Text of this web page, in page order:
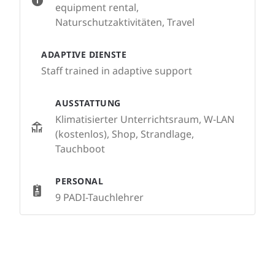
equipment rental,
Naturschutzaktivitäten, Travel
ADAPTIVE DIENSTE
Staff trained in adaptive support
AUSSTATTUNG
Klimatisierter Unterrichtsraum, W-LAN
(kostenlos), Shop, Strandlage,
Tauchboot
PERSONAL
9 PADI-Tauchlehrer